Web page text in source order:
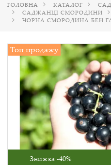
ГОЛОВНА КАТАЛОГ
САДЖАНЦІ СМОРОДИНИ
ЧОРНА СМОРОДИНА БЕН
Топ продажу
Знижка -40%